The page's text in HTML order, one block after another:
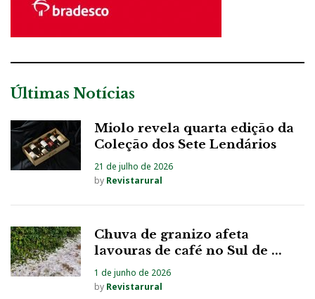
Últimas Notícias
Miolo revela quarta edição da
Coleção dos Sete Lendários
21 de julho de 2026
by Revistarural
Chuva de granizo afeta
lavouras de café no Sul de ...
1 de junho de 2026
by Revistarural